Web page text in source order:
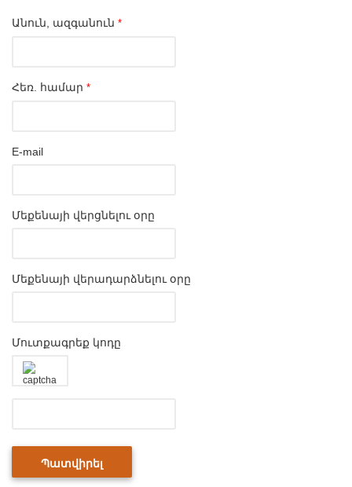
Անուն, ազգանուն *
Հեռ. համար *
E-mail
Մեքենայի վերցնելու օրը
Մեքենայի վերադարձնելու օրը
Մուտքագրեք կոդը